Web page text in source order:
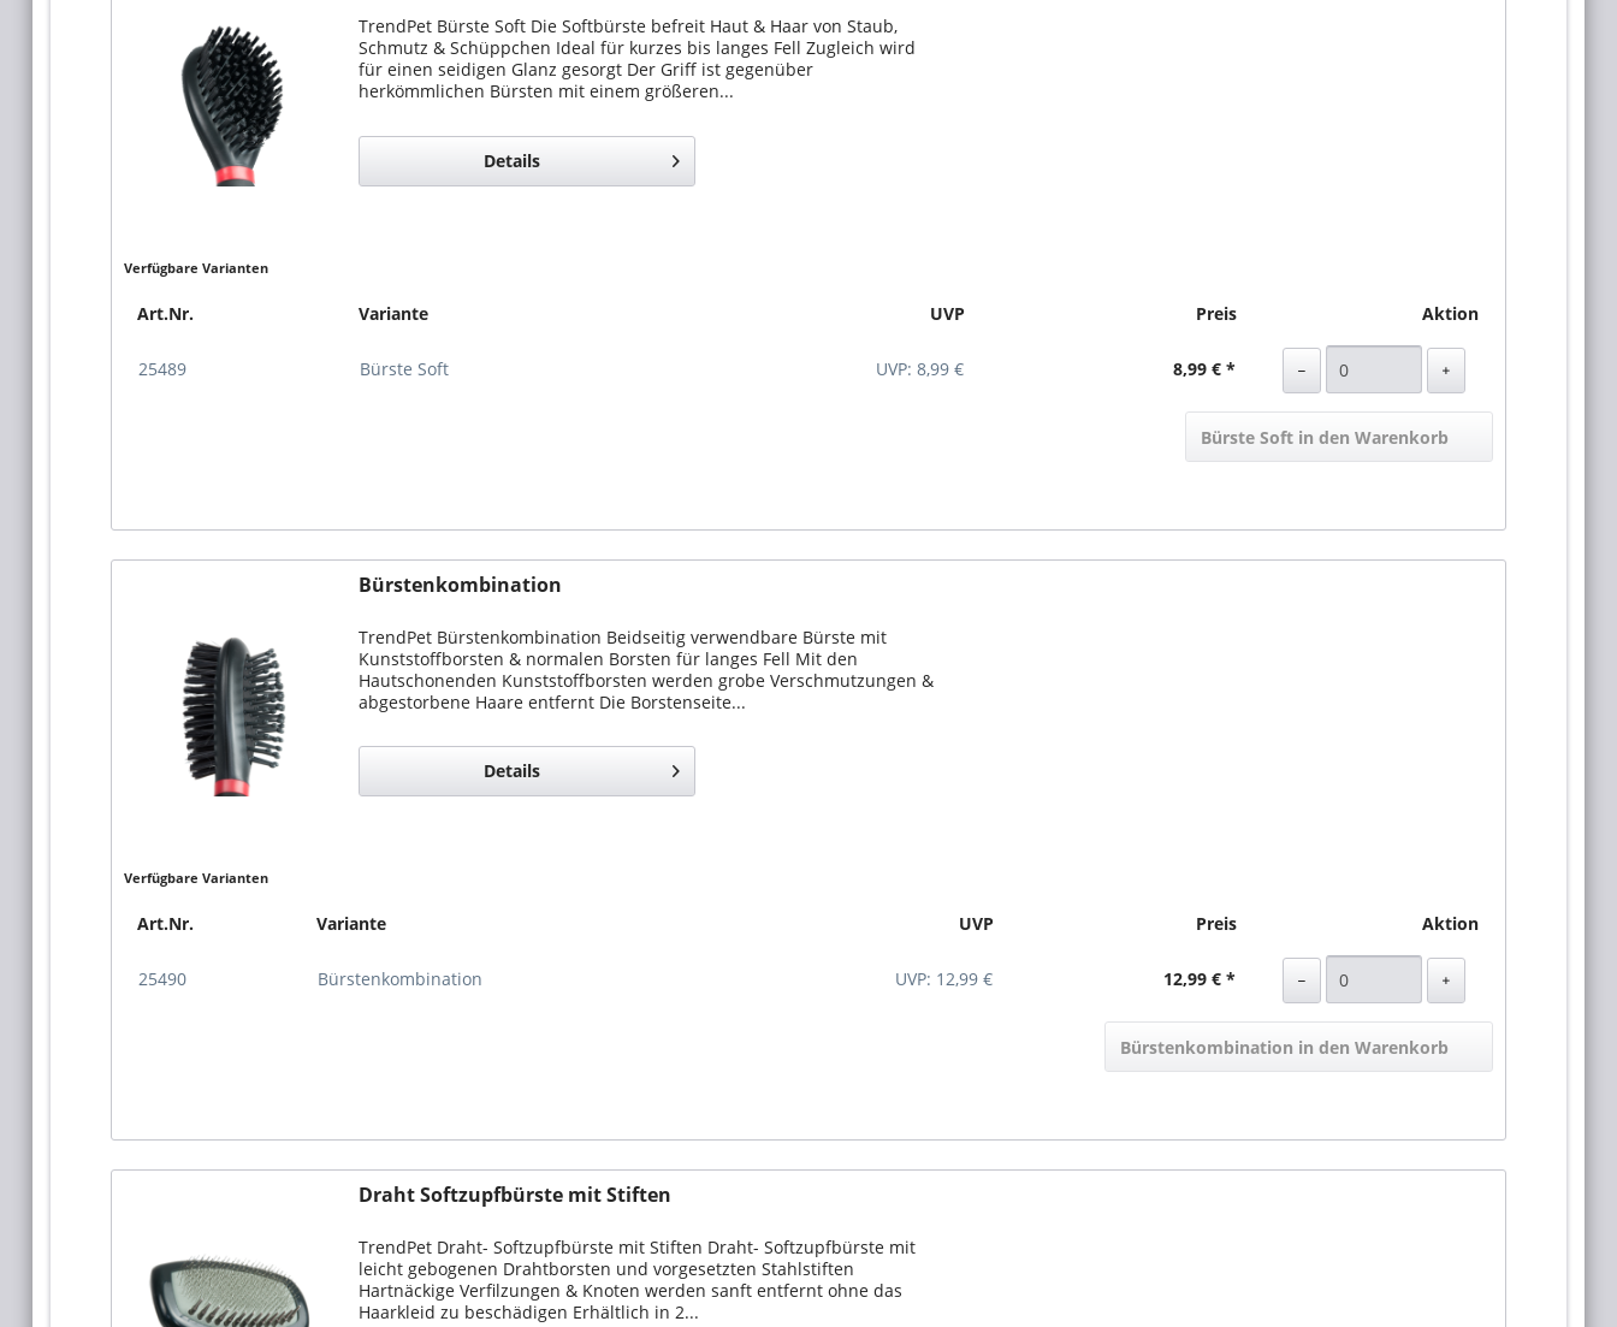
TrendPet Bürste Soft Die Softbürste befreit Haut & Haar von Staub,
Schmutz & Schüppchen Ideal für kurzes bis langes Fell Zugleich wird
für einen seidigen Glanz gesorgt Der Griff ist gegenüber
herkömmlichen Bürsten mit einem größeren...
Details
Verfügbare Varianten
Art.Nr. Variante UVP Preis Aktion
25489 Bürste Soft UVP: 8,99 € 8,99 € *
Bürste Soft in den Warenkorb
Bürstenkombination
TrendPet Bürstenkombination Beidseitig verwendbare Bürste mit
Kunststoffborsten & normalen Borsten für langes Fell Mit den
Hautschonenden Kunststoffborsten werden grobe Verschmutzungen &
abgestorbene Haare entfernt Die Borstenseite...
Details
Verfügbare Varianten
Art.Nr. Variante UVP Preis Aktion
25490 Bürstenkombination UVP: 12,99 € 12,99 € *
Bürstenkombination in den Warenkorb
Draht Softzupfbürste mit Stiften
TrendPet Draht- Softzupfbürste mit Stiften Draht- Softzupfbürste mit
leicht gebogenen Drahtborsten und vorgesetzten Stahlstiften
Hartnäckige Verfilzungen & Knoten werden sanft entfernt ohne das
Haarkleid zu beschädigen Erhältlich in 2...